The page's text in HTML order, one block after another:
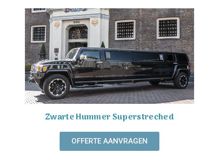
Zwarte Hummer Superstreched
OFFERTE AANVRAGEN